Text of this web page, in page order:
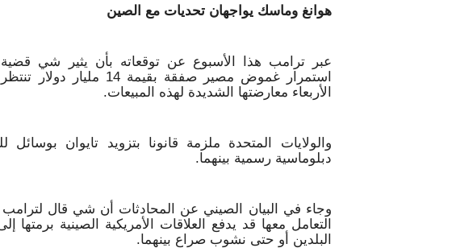
هوانغ وماسك يواجهان تحديات مع الصين
عبر ترامب هذا الأسبوع عن توقعاته بأن يثير شي قضية
استمرار غموض مصير صفقة
الأربعاء معارضتها الشديدة لهذه المبيعات.
والولايات المتحدة ملزمة قانونا بتزويد تايوان
دبلوماسية رسمية بينهما.
وجاء في البيان الصيني عن المحادثات أن شي قال
التعامل معها قد يدفع العلاقات الأمريكية الصينية
البلدين أو حتى نشوب صراع بينهما.